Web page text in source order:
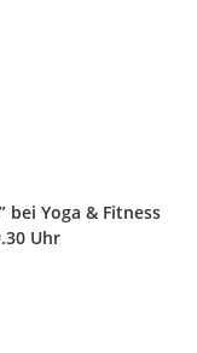
bei Yoga & Fitness
Uhr